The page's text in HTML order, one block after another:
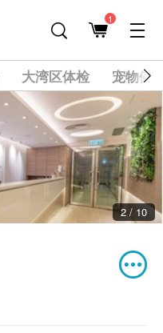
1
大湾区体检 宠物健
2 / 10